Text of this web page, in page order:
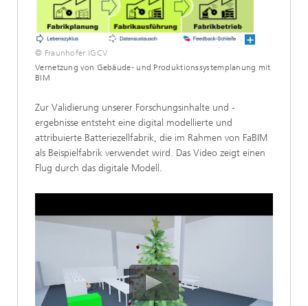
© Fraunhofer IGCV
Vernetzung von Gebäude- und Produktionssystemplanung mit
BIM
Zur Validierung unserer Forschungsinhalte und -
ergebnisse entsteht eine digital modellierte und
attribuierte Batteriezellfabrik, die im Rahmen von FaBIM
als Beispielfabrik verwendet wird. Das Video zeigt einen
Flug durch das digitale Modell.